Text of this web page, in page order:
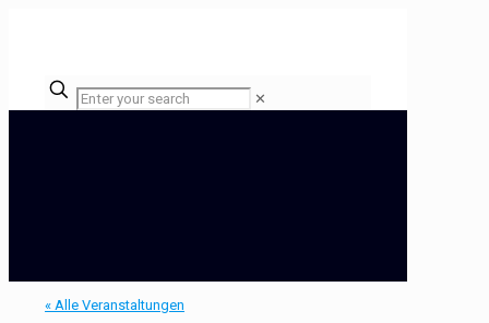
✕
« Alle Veranstaltungen